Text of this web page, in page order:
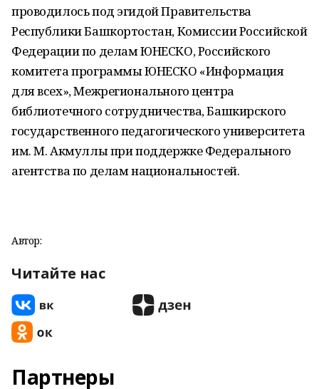
проводилось под эгидой Правительства
Республики Башкортостан, Комиссии Российской
Федерации по делам ЮНЕСКО, Российского
комитета программы ЮНЕСКО «Информация
для всех», Межрегионального центра
библиотечного сотрудничества, Башкирского
государственного педагогического университета
им. М. Акмуллы при поддержке Федерального
агентства по делам национальностей.
Автор:
Читайте нас
Партнеры